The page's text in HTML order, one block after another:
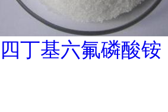
四丁基六氟磷酸铵